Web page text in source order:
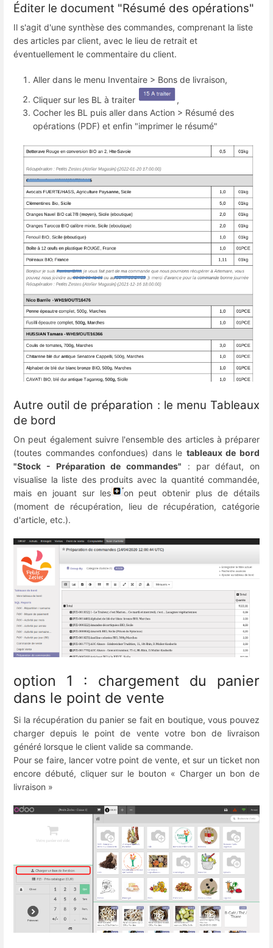
Éditer le document "Résumé des opérations"
Il s'agit d'une synthèse des commandes, comprenant la liste
des articles par client, avec le lieu de retrait et
éventuellement le commentaire du client.
Aller dans le menu Inventaire > Bons de livraison,
Cliquer sur les BL à traiter
,
Cocher les BL puis aller dans Action > Résumé des
opérations (PDF) et enfin "imprimer le résumé"
Autre outil de préparation : le menu Tableaux
de bord
On peut également suivre l'ensemble des articles à préparer
(toutes commandes confondues) dans le tableaux de bord
"Stock - Préparation de commandes" : par défaut, on
visualise la liste des produits avec la quantité commandée,
mais en jouant sur les
on peut obtenir plus de détails
(moment de récupération, lieu de récupération, catégorie
d'article, etc.).
option 1 : chargement du panier
dans le point de vente
Si la récupération du panier se fait en boutique, vous pouvez
charger depuis le point de vente votre bon de livraison
généré lorsque le client valide sa commande.
Pour se faire, lancer votre point de vente, et sur un ticket non
encore débuté, cliquer sur le bouton « Charger un bon de
livraison »